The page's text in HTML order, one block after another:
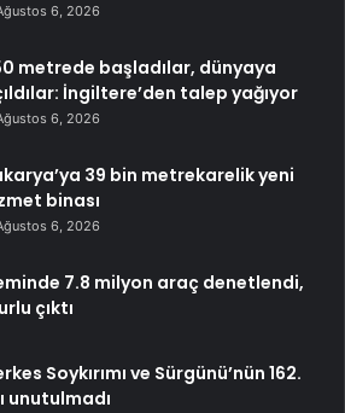
6, 2026
metrede başladılar, dünyaya
İngiltere’den talep yağıyor
6, 2026
39 bin metrekarelik yeni
binası
6, 2026
7.8 milyon araç denetlendi,
çıktı
Soykırımı ve Sürgünü’nün 162.
unutulmadı